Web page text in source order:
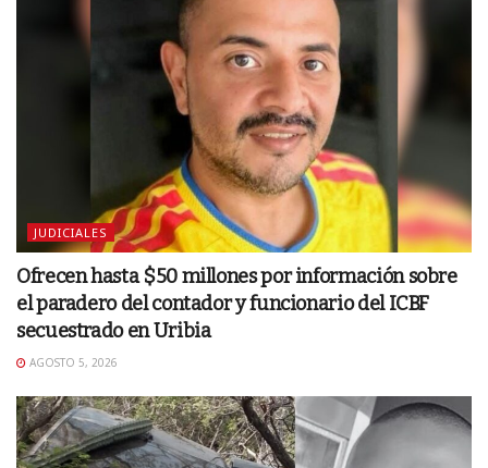
JUDICIALES
Ofrecen hasta $50 millones por información sobre
el paradero del contador y funcionario del ICBF
secuestrado en Uribia
AGOSTO 5, 2026